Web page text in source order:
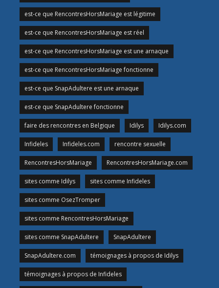
est-ce que RencontresHorsMariage est légitime
est-ce que RencontresHorsMariage est réel
est-ce que RencontresHorsMariage est une arnaque
est-ce que RencontresHorsMariage fonctionne
est-ce que SnapAdultere est une arnaque
est-ce que SnapAdultere fonctionne
faire des rencontres en Belgique Idilys Idilys.com
Infideles Infideles.com rencontre sexuelle
RencontresHorsMariage RencontresHorsMariage.com
sites comme Idilys sites comme Infideles
sites comme OsezTromper
sites comme RencontresHorsMariage
sites comme SnapAdultere SnapAdultere
SnapAdultere.com témoignages à propos de Idilys
témoignages à propos de Infideles